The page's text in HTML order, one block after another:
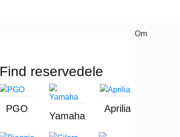
Find reservedele
PGO
Yamaha
Aprilia
Om